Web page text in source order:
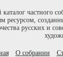
частного
ресурсом,
русских и
О собрании